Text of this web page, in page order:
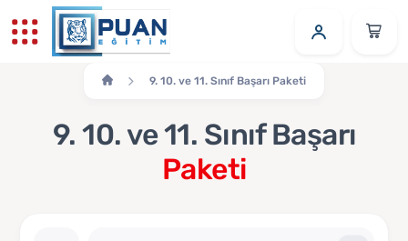
9. 10. ve 11. Sınıf Başarı Paketi
9. 10. ve 11. Sınıf Başarı
Paketi